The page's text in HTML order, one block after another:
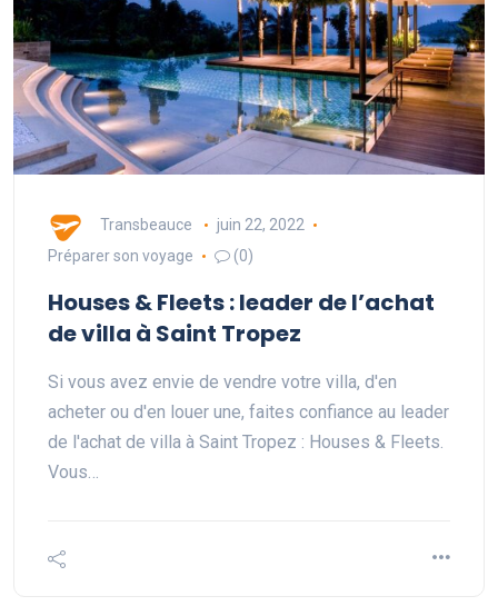
Transbeauce
juin 22, 2022
Préparer son voyage
(0)
Houses & Fleets : leader de l’achat
de villa à Saint Tropez
Si vous avez envie de vendre votre villa, d'en
acheter ou d'en louer une, faites confiance au leader
de l'achat de villa à Saint Tropez : Houses & Fleets.
Vous…